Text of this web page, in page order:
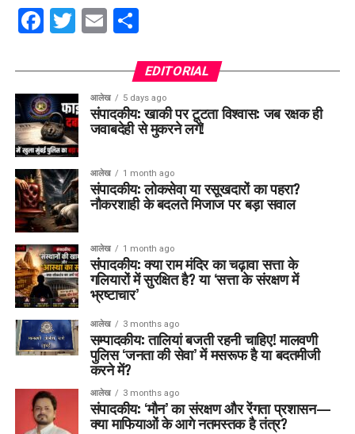
Facebook
Twitter
EmailShare
EDITORIAL
आलेख 5 days ago
संपादकीय: खाकी पर टूटता विश्वास: जब रक्षक ही
जवाबदेही से मुकरने लगें!
आलेख 1 month ago
संपादकीय: लोकसेवा या रसूखदारों का पहरा?
नौकरशाही के बदलते मिजाज पर बड़ा सवाल
आलेख 1 month ago
संपादकीय: क्या राम मंदिर का चढ़ावा सत्ता के
गलियारों में सुरक्षित है? या ‘सत्ता के संरक्षण में
भ्रष्टाचार’
आलेख 3 months ago
सम्पादकीय: तालियां बजती रहनी चाहिए! मालवणी
पुलिस ‘जनता की सेवा’ में मसरूफ है या बदतमीजी
करने में?
आलेख 3 months ago
संपादकीय: ‘मौन’ का संरक्षण और रेंगता प्रशासन—
क्या माफियाओं के आगे नतमस्तक है तंत्र?